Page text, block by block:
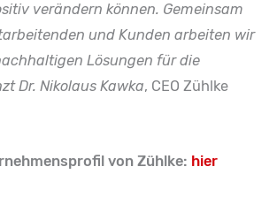
verändern können. Gemeinsam
und Kunden arbeiten wir
Lösungen für die
Dr. Nikolaus Kawka, CEO Zühlke
von Zühlke: hier